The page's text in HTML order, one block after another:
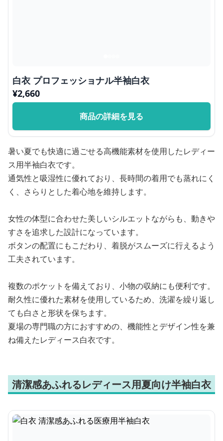
白衣 プロフェッショナル半袖白衣
¥2,660
商品の詳細を見る
暑い夏でも快適に過ごせる高機能素材を使用したレディー
ス用半袖白衣です。
通気性と吸湿性に優れており、長時間の着用でも蒸れにく
く、さらりとした着心地を維持します。
女性の体型に合わせた美しいシルエットながらも、動きや
すさを追求した設計になっています。
ボタンの配置にもこだわり、着脱がスムーズに行えるよう
工夫されています。
複数のポケットを備えており、小物の収納にも便利です。
耐久性に優れた素材を使用しているため、洗濯を繰り返し
ても白さと形状を保ちます。
夏場の専門職の方におすすめの、機能性とデザイン性を兼
ね備えたレディース白衣です。
清潔感あふれるレディース用夏向け半袖白衣